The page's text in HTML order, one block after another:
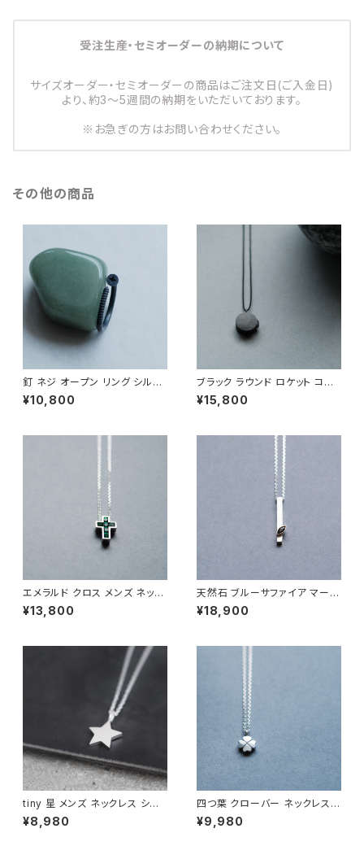
受注生産・セミオーダーの納期について
サイズオーダー・セミオーダーの商品はご注文日(ご入金日)
より、約3～5週間の納期をいただいております。
※お急ぎの方はお問い合わせください。
その他の商品
釘 ネジ オープン リング シルバ
ー925 いぶし銀 メンズ ユニセッ
クス
¥10,800
ブラック ラウンド ロケット コー
ド ネックレス シルバー925 メン
ズ ユニセックス
¥15,800
エメラルド クロス メンズ ネック
レス シルバー925
¥13,800
天然石 ブルーサファイア マーキ
ス ネックレス シルバー925 9月
誕生石 メンズ ユニセックス
¥18,900
tiny 星 メンズ ネックレス シル
バー925
¥8,980
四つ葉 クローバー ネックレス
シルバー925 メンズ ユニセック
ス
¥9,980